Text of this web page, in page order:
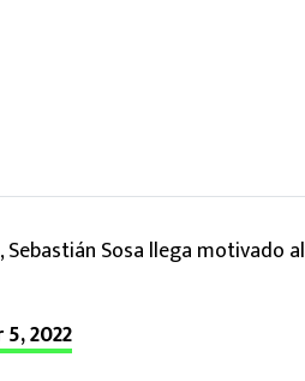
Sosa llega motivado al
2022